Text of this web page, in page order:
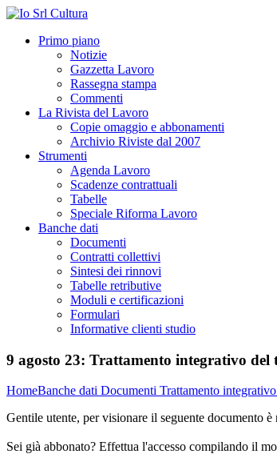
Primo piano
Notizie
Gazzetta Lavoro
Rassegna stampa
Commenti
La Rivista del Lavoro
Copie omaggio e abbonamenti
Archivio Riviste dal 2007
Strumenti
Agenda Lavoro
Scadenze contrattuali
Tabelle
Speciale Riforma Lavoro
Banche dati
Documenti
Contratti collettivi
Sintesi dei rinnovi
Tabelle retributive
Moduli e certificazioni
Formulari
Informative clienti studio
9 agosto 23: Trattamento integrativo del
HomeBanche dati Documenti Trattamento
Gentile utente, per visionare il seguente documento è
Sei già abbonato? Effettua l'accesso compilando il